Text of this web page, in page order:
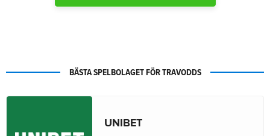
BÄSTA SPELBOLAGET FÖR TRAVODDS
UNIBET